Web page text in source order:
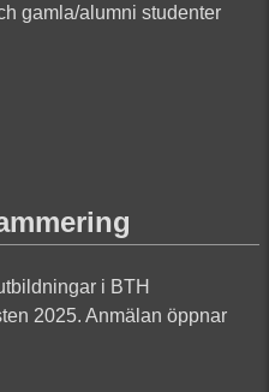
gamla/alumni studenter
i BTH
2025. Anmälan öppnar